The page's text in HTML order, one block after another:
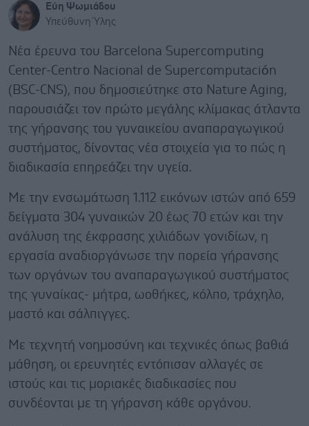
Εύη Ψωμιάδου
Υπεύθυνη Ύλης
Νέα έρευνα του Barcelona Supercomputing
Center-Centro Nacional de Supercomputación
(BSC-CNS), που δημοσιεύτηκε στο Nature Aging,
παρουσιάζει τον πρώτο μεγάλης κλίμακας άτλαντα
της γήρανσης του γυναικείου αναπαραγωγικού
συστήματος, δίνοντας νέα στοιχεία για το πώς η
διαδικασία επηρεάζει την υγεία.
Με την ενσωμάτωση 1.112 εικόνων ιστών από 659
δείγματα 304 γυναικών 20 έως 70 ετών και την
ανάλυση της έκφρασης χιλιάδων γονιδίων, η
εργασία αναδιοργάνωσε την πορεία γήρανσης
των οργάνων του αναπαραγωγικού συστήματος
της γυναίκας- μήτρα, ωοθήκες, κόλπο, τράχηλο,
μαστό και σάλπιγγες.
Με τεχνητή νοημοσύνη και τεχνικές όπως βαθιά
μάθηση, οι ερευνητές εντόπισαν αλλαγές σε
ιστούς και τις μοριακές διαδικασίες που
συνδέονται με τη γήρανση κάθε οργάνου.